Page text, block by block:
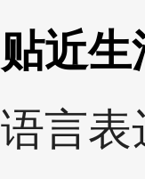
贴近生
语言表